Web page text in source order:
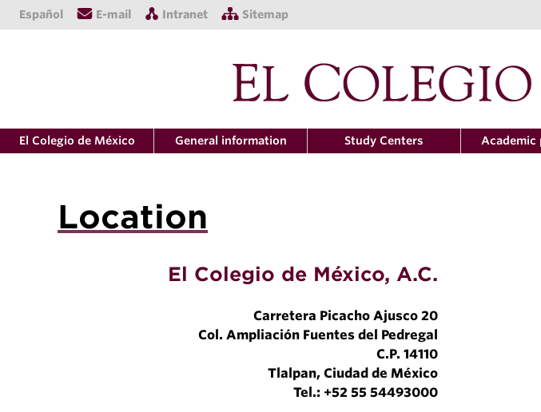
Español E-mail Intranet Sitemap
El Colegio de México General information Study Centers Academic
Location
El Colegio de México, A.C.
Carretera Picacho Ajusco 20
Col. Ampliación Fuentes del Pedregal
C.P. 14110
Tlalpan, Ciudad de México
Tel.: +52 55 54493000